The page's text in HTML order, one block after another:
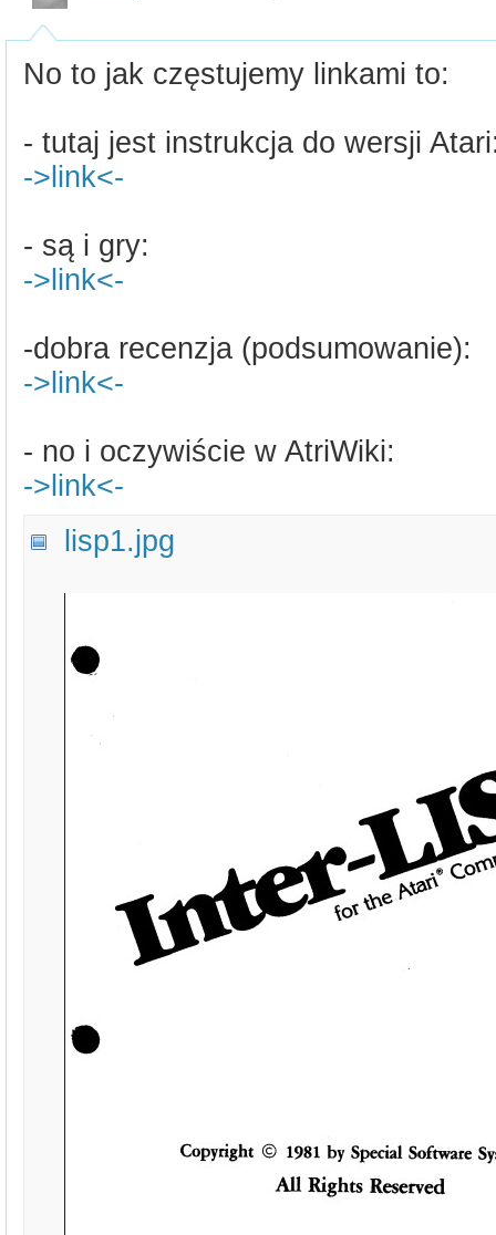
No to jak częstujemy linkami to:
- tutaj jest instrukcja do wersji
->link<-
- są i gry:
->link<-
-dobra recenzja (podsumowanie):
->link<-
- no i oczywiście w AtriWiki:
->link<-
lisp1.jpg